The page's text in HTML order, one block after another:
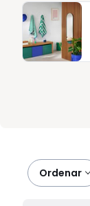
Ordenar